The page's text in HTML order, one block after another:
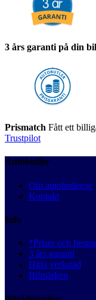
3 års garanti på din
Prismatch Fått ett
Trustpilot
Autobutler
Om autobutler.se
Kontakt
Info
*Priser och
3 års garanti
Hitta verkstad
Bilmärken